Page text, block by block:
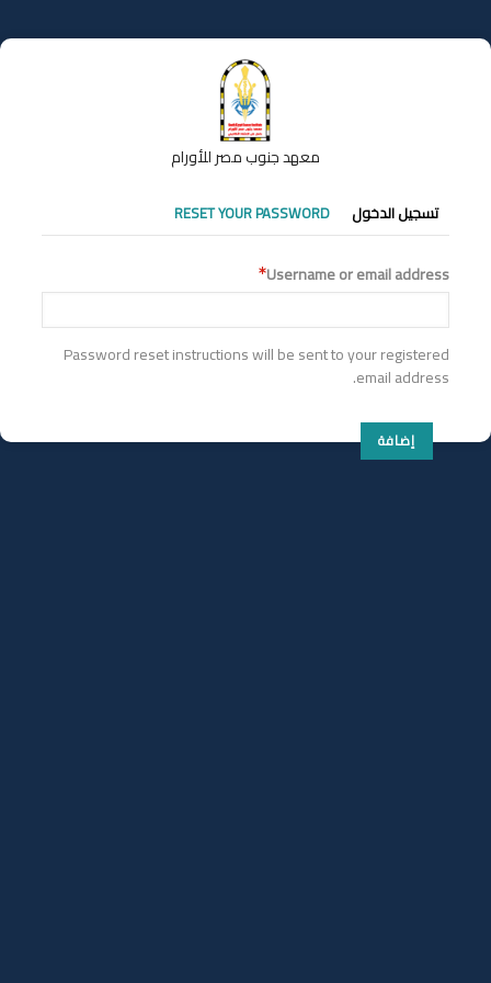
إلى
المحتوى
معهد جنوب مصر للأورام
التبويبات
الأساسية
تسجيل الدخول RESET YOUR PASSWORD
Username or email address
Password reset instructions will be sent to your registered
email address.